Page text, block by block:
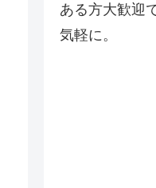
ある方大歓迎
気軽に。